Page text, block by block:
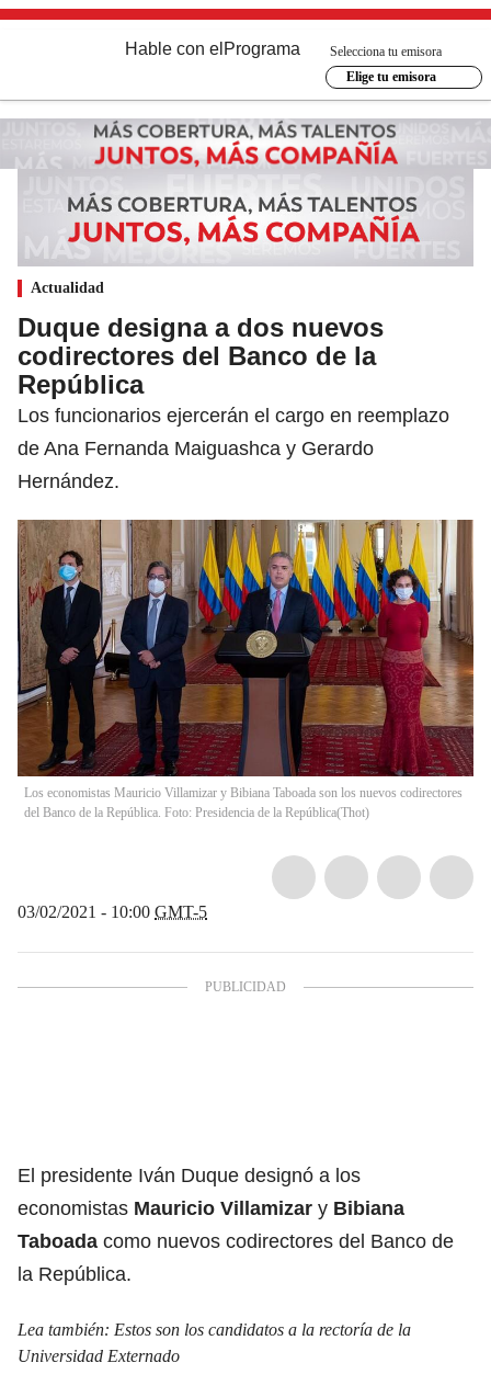
Hable con el Programa
Selecciona tu emisora
Elige tu emisora
Actualidad
Duque designa a dos nuevos
codirectores del Banco de la
República
Los funcionarios ejercerán el cargo en reemplazo
de Ana Fernanda Maiguashca y Gerardo
Hernández.
Los economistas Mauricio Villamizar y Bibiana Taboada son los nuevos codirectores
del Banco de la República. Foto: Presidencia de la República(Thot)
03/02/2021 - 10:00 GMT-5
El presidente Iván Duque designó a los
economistas Mauricio Villamizar y Bibiana
Taboada como nuevos codirectores del Banco de
la República.
Lea también: Estos son los candidatos a la rectoría de la
Universidad Externado